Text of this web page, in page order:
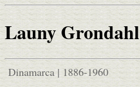
Launy Grondahl
Dinamarca | 1886-1960